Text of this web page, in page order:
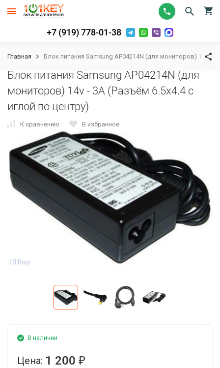
+7 (919) 778-01-38
Главная Блок питания Samsung AP04214N (для мониторов) 14v -
Блок питания Samsung AP04214N (для
мониторов) 14v - 3A (Разъём 6.5х4.4 с
иглой по центру)
К сравнению В избранное
В наличии
Цена: 1 200 ₽